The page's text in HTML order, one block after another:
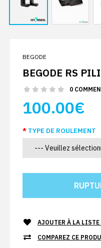
BEGODE
BEGODE RS
0
100.00€
TYPE DE ROULEMENT
AJOUTER À LA
COMPAREZ CE